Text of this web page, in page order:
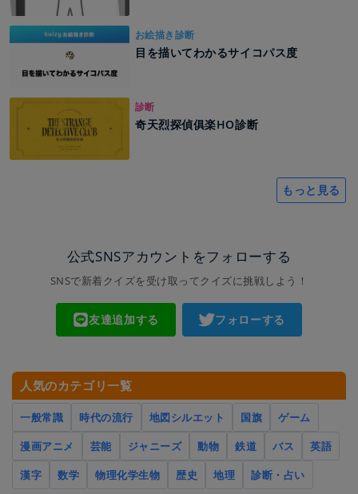
お絵描き診断
目を描いてわかるサイコパス度
診断
奇天烈探偵俱楽HO診断
もっと見る
公式SNSアカウントをフォローする
SNSで新着クイズを受け取ってクイズに挑戦しよう！
友達追加する フォローする
人気のカテゴリ一覧
一般常識 時代の流行 地図シルエット 国旗
ゲーム
漫画アニメ
芸能 ジャニーズ 動物 鉄道 バス
英語
漢字
数学 物理化学生物 歴史 地理 診断・占い